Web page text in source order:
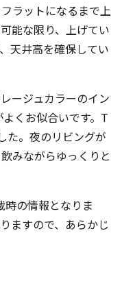
ラットになるまで上
能な限り、上げてい
天井高を確保してい
ージュカラーのイン
くお似合いです。T
た。夜のリビングが
みながらゆっくりと
の情報となりま
ますので、あらかじ